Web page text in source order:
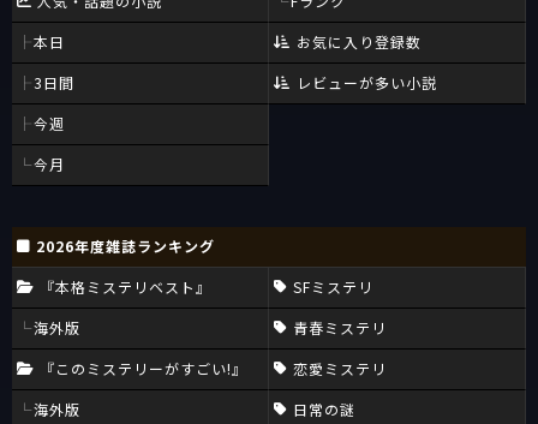
本日
3日間
今週
今月
お気に入り登録数
レビューが多い小説
2026年度雑誌ランキング
『本格ミステリベスト』
海外版
『このミステリーがすごい!』
海外版
SFミステリ
青春ミステリ
恋愛ミステリ
日常の謎